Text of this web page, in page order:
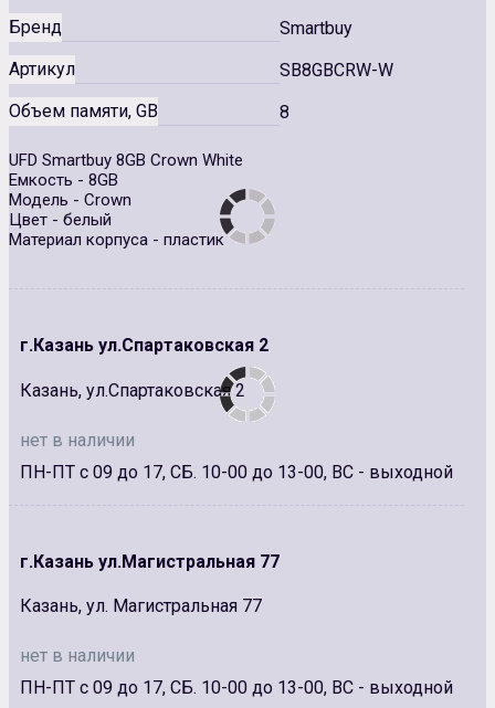
Бренд
Smartbuy
Артикул
SB8GBCRW-W
Объем памяти, GB
8
UFD Smartbuy 8GB Crown White
Емкость - 8GB
Модель - Crown
Цвет - белый
Материал корпуса - пластик
г.Казань ул.Спартаковская 2
Казань, ул.Спартаковская 2
нет в наличии
ПН-ПТ с 09 до 17, СБ. 10-00 до 13-00, ВС - выходной
г.Казань ул.Магистральная 77
Казань, ул. Магистральная 77
нет в наличии
ПН-ПТ с 09 до 17, СБ. 10-00 до 13-00, ВС - выходной